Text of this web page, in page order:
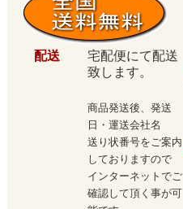
配送
宅配便にて配送
致します。
商品発送後、発送
日・運送会社名
送り状番号をご案内
しておりますので
インターネットでご
確認して頂く事が可